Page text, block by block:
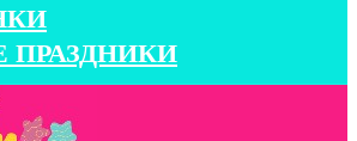
ПРАЗДНИКИ